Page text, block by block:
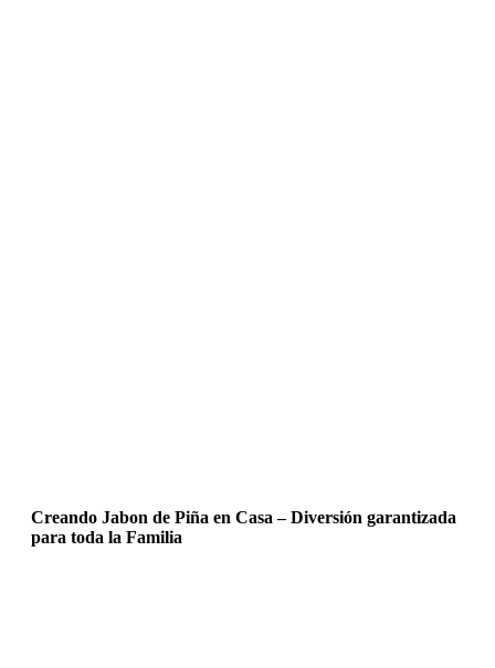
Creando Jabon de Piña en Casa – Diversión garantizada
para toda la Familia